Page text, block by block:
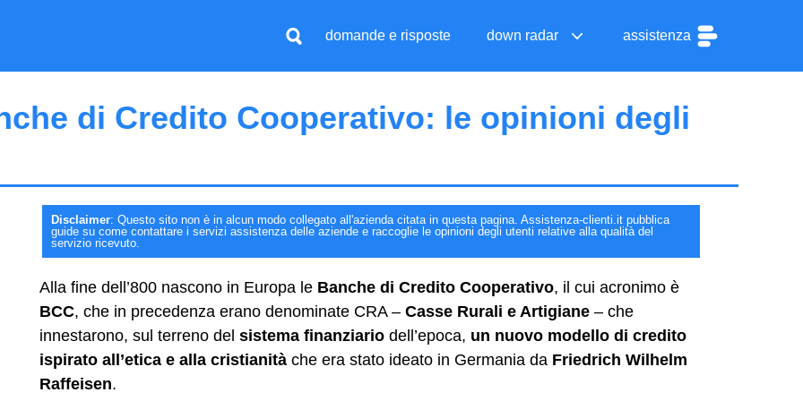
domande e risposte down radar assistenza
di Credito Cooperativo: le opinioni degli
Disclaimer: Questo sito non è in alcun modo collegato all'azienda citata in questa pagina. Assistenza-clienti.it pubblica
guide su come contattare i servizi assistenza delle aziende e raccoglie le opinioni degli utenti relative alla qualità del
servizio ricevuto.
Alla fine dell’800 nascono in Europa le Banche di Credito Cooperativo, il cui acronimo è
BCC, che in precedenza erano denominate CRA – Casse Rurali e Artigiane – che
innestarono, sul terreno del sistema finanziario dell’epoca, un nuovo modello di credito
ispirato all’etica e alla cristianità che era stato ideato in Germania da Friedrich Wilhelm
Raffeisen.